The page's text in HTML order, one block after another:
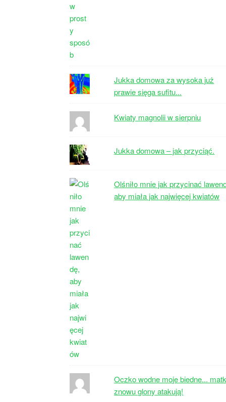
Jukka domowa za wysoka już
prawie sięga sufitu...
Kwiaty magnolii w sierpniu
Jukka domowa – jak przyciąć.
Olśniło mnie jak przycinać
aby miała jak najwięcej kwiatów
Oczko wodne moje biedne...
znowu glony atakują!